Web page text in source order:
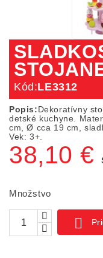
Kód:LE3312
Popis:Dekoratívny
detské kuchyne.
cm, Ø cca 19 cm,
Vek: 3+.
38,10 €
Množstvo
